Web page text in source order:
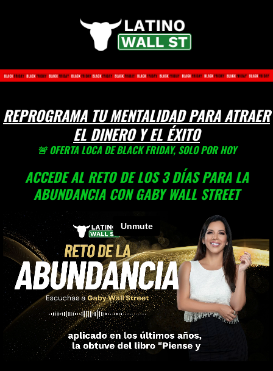
REPROGRAMA TU MENTALIDAD PARA ATRAER
EL DINERO Y EL ÉXITO
🚨 OFERTA LOCA DE BLACK FRIDAY, SOLO POR HOY
ACCEDE AL RETO DE LOS 3 DÍAS PARA LA
ABUNDANCIA CON GABY WALL STREET